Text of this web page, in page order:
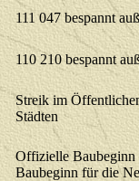
111 047 bespannt
110 210 bespannt
Streik im
Städten
Offizielle Baubeginn
Baubeginn für die